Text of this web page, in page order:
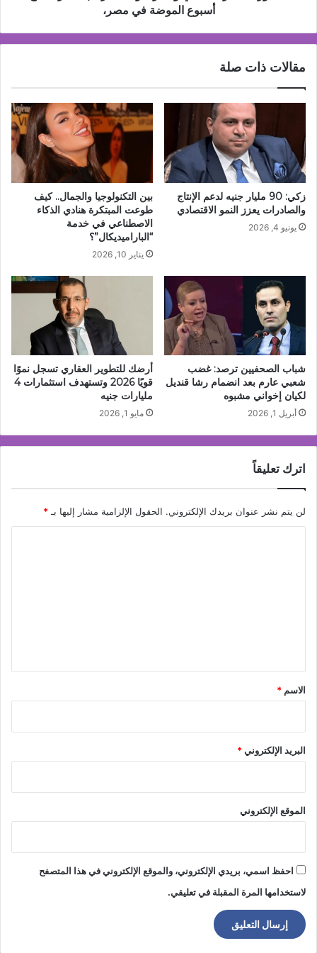
أسبوع الموضة في مصر،
مقالات ذات صلة
زكي: 90 مليار جنيه لدعم الإنتاج
والصادرات يعزز النمو الاقتصادي
يونيو 4, 2026
بين التكنولوجيا والجمال.. كيف
طوعت المبتكرة هنادي الذكاء
الاصطناعي في خدمة
“الباراميديكال”؟
يناير 10, 2026
شباب الصحفيين ترصد: غضب
شعبي عارم بعد انضمام رشا قنديل
لكيان إخواني مشبوه
أبريل 1, 2026
أرضك للتطوير العقاري تسجل نموًا
قويًا 2026 وتستهدف استثمارات 4
مليارات جنيه
مايو 1, 2026
اترك تعليقاً
لن يتم نشر عنوان بريدك الإلكتروني. الحقول الإلزامية مشار إليها بـ*
*
الاسم *
البريد الإلكتروني*
الموقع الإلكتروني
احفظ اسمي، بريدي الإلكتروني، والموقع الإلكتروني في هذا المتصفح
لاستخدامها المرة المقبلة في تعليقي.